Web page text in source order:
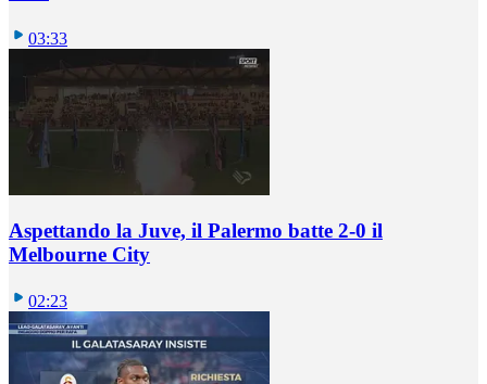
03:33
Aspettando la Juve, il Palermo batte 2-0 il
Melbourne City
02:23